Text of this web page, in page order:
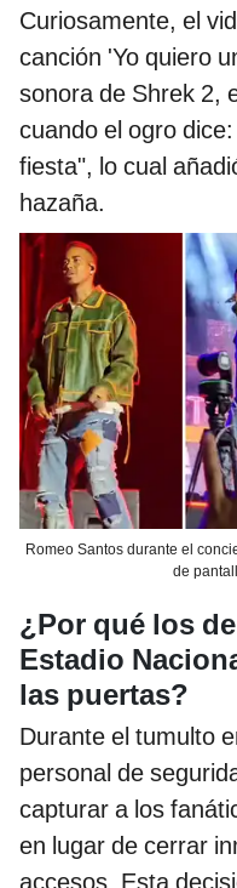
Curiosamente, el
canción 'Yo quiero
sonora de Shrek 2,
cuando el ogro
fiesta", lo cual
hazaña.
Romeo Santos durante el
de
¿Por qué los
Estadio
las puertas?
Durante el tumulto
personal de
capturar a los
en lugar de cerrar
accesos. Esta